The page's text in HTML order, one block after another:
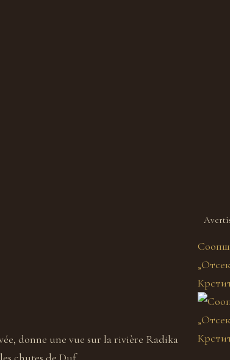
donne une vue sur la rivière Radika